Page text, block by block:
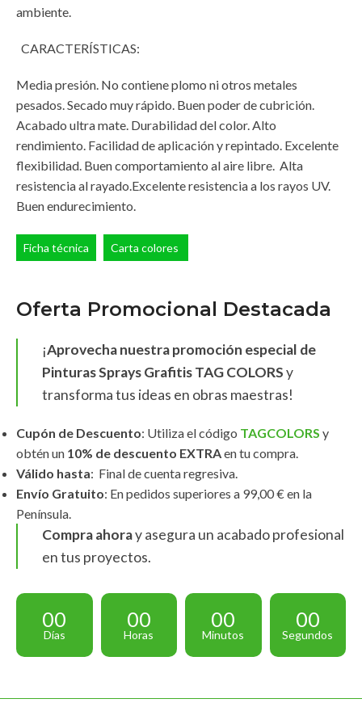
ambiente.
CARACTERÍSTICAS:
Media presión. No contiene plomo ni otros metales
pesados. Secado muy rápido. Buen poder de cubrición.
Acabado ultra mate. Durabilidad del color. Alto
rendimiento. Facilidad de aplicación y repintado. Excelente
flexibilidad. Buen comportamiento al aire libre. Alta
resistencia al rayado.Excelente resistencia a los rayos UV.
Buen endurecimiento.
Ficha técnica Carta colores
Oferta Promocional Destacada
¡Aprovecha nuestra promoción especial de
Pinturas Sprays Grafitis TAG COLORSy
transforma tus ideas en obras maestras!
Cupón de Descuento: Utiliza el código TAGCOLORS y
obtén un 10% de descuento EXTRAen tu compra.
Válido hasta: Final de cuenta regresiva.
Envío Gratuito: En pedidos superiores a 99,00 € en la
Península.
Compra ahoray asegura un acabado profesional
en tus proyectos.
00
Días
00
Horas
00
Minutos
00
Segundos